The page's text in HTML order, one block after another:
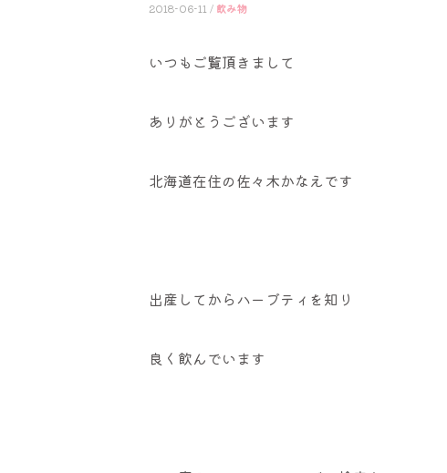
2018-06-11 / 飲み物
いつもご覧頂きまして
ありがとうございます
北海道在住の佐々木かなえです
出産してからハーブティを知り
良く飲んでいます